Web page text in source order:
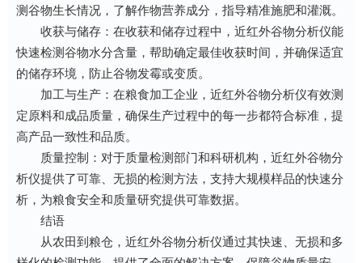
测谷物生长情况，了解作物营养成分，指导精准施肥和灌溉。
收获与储存：在收获和储存过程中，近红外谷物分析仪能
快速检测谷物水分含量，帮助确定最佳收获时间，并确保适宜
的储存环境，防止谷物发霉或变质。
加工与生产：在粮食加工企业，近红外谷物分析仪有效测
定原料和成品质量，确保生产过程中的每一步都符合标准，提
高产品一致性和品质。
质量控制：对于质量检测部门和科研机构，近红外谷物分
析仪提供了可靠、无损的检测方法，支持大规模样品的快速分
析，为粮食安全和质量研究提供可靠数据。
结语
从农田到粮仓，近红外谷物分析仪通过其快速、无损和多